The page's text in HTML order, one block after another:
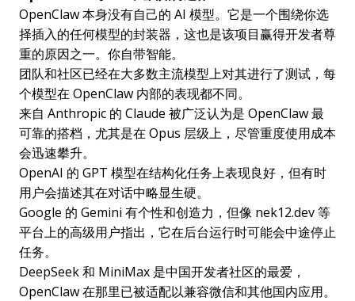
OpenClaw 本身没有自己的 AI 模型。它是一个围绕你选
择插入的任何模型的封装器，这也是该项目赢得开发者尊
重的原因之一。你自带智能。
团队和社区已经在大多数主流模型上对其进行了测试，每
个模型在 OpenClaw 内部的表现都不同。
来自 Anthropic 的 Claude 被广泛认为是 OpenClaw 最
可靠的搭档，尤其是在 Opus 层级上，尽管重度使用成本
会迅速攀升。
OpenAI 的 GPT 模型在结构化任务上表现良好，但有时
用户会描述其在对话中略显生硬。
Google 的 Gemini 有个性和创造力，但像 nek12.dev 等
平台上的高级用户指出，它在后台运行时可能会中途停止
任务。
DeepSeek 和 MiniMax 是中国开发者社区的最爱，
OpenClaw 在那里已被适配以兼容微信和其他国内应用。